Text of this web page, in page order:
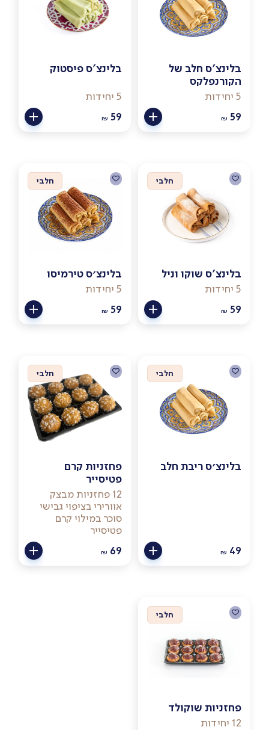
בלינצ'ס חלב של
הקורנפלקס
5 יחידות
₪ 59
בלינצ'ס פיסטוק
5 יחידות
₪ 59
חלבי
בלינצ'ס שוקו וניל
5 יחידות
₪ 59
חלבי
בלינצ׳ס טירמיסו
5 יחידות
₪ 59
חלבי
בלינצ׳ס ריבת חלב
₪ 49
חלבי
פחזניות קרם
פטיסייר
12 פחזניות מבצק
אוורירי בציפוי גבישי
סוכר במילוי קרם
פטיסייר
₪ 69
חלבי
פחזניות שוקולד
12 יחידות